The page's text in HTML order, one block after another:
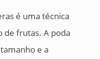
é uma técnica
de frutas. A poda
e a